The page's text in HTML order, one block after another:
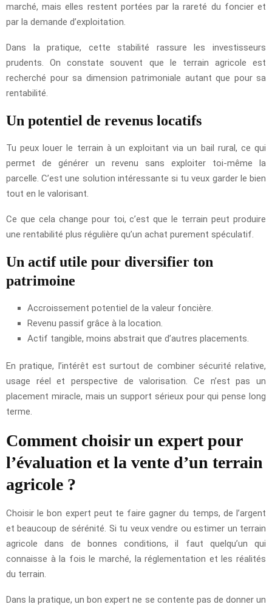
marché, mais elles restent portées par la rareté du foncier et
par la demande d’exploitation.
Dans la pratique, cette stabilité rassure les investisseurs
prudents. On constate souvent que le terrain agricole est
recherché pour sa dimension patrimoniale autant que pour sa
rentabilité.
Un potentiel de revenus locatifs
Tu peux louer le terrain à un exploitant via un bail rural, ce qui
permet de générer un revenu sans exploiter toi-même la
parcelle. C’est une solution intéressante si tu veux garder le bien
tout en le valorisant.
Ce que cela change pour toi, c’est que le terrain peut produire
une rentabilité plus régulière qu’un achat purement spéculatif.
Un actif utile pour diversifier ton
patrimoine
Accroissement potentiel de la valeur foncière.
Revenu passif grâce à la location.
Actif tangible, moins abstrait que d’autres placements.
En pratique, l’intérêt est surtout de combiner sécurité relative,
usage réel et perspective de valorisation. Ce n’est pas un
placement miracle, mais un support sérieux pour qui pense long
terme.
Comment choisir un expert pour
l’évaluation et la vente d’un terrain
agricole ?
Choisir le bon expert peut te faire gagner du temps, de l’argent
et beaucoup de sérénité. Si tu veux vendre ou estimer un terrain
agricole dans de bonnes conditions, il faut quelqu’un qui
connaisse à la fois le marché, la réglementation et les réalités
du terrain.
Dans la pratique, un bon expert ne se contente pas de donner un